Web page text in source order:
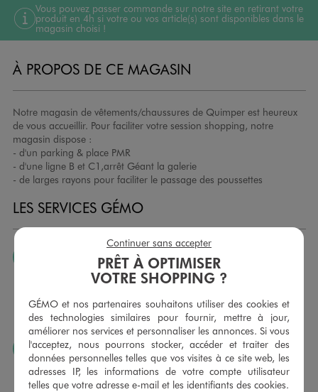
Vous pouvez passer commande sur notre site en retirant votre
produit en 4h si votre ou vos article(s) sont disponibles dans le
magasin choisi !
À PROPOS DE CE MAGASIN
Notre magasin de vêtements/chaussures de Quimper est heureux
de vous accueillir. Pour faciliter votre session shopping, notre
magasin dispose :
- d'un parking & place PMR
- d'une ligne B et C1,arrêt Géant la galerie
- de larges rayons pour faciliter le passage des poussettes
LES SERVICES GÉMO
JE PEUX CHANGER D’AVIS
Nous échangeons et vous proposons un avoir ou un
sous 30 jours, sur simple présentation du ticket de caisse,
dans tous les magasins GÉMO.
JE PEUX FAIRE RETOUCHER MES ARTICLES
Ourlets, ceintures… vous avez la possibilité de faire
retoucher vos articles textiles dans nos magasins. Les tarifs
PRÊT À OPTIMISER
VOTRE SHOPPING ?
GÉMO et nos partenaires souhaitons utiliser des cookies et
des technologies similaires pour fournir, mettre à jour,
améliorer nos services et personnaliser les annonces. Si vous
l'acceptez, nous pourrons stocker, accéder et traiter des
données personnelles telles que vos visites à ce site web, les
adresses IP, les informations de votre compte utilisateur
telles que votre adresse e-mail et les identifiants des cookies.
Continuer sans accepter